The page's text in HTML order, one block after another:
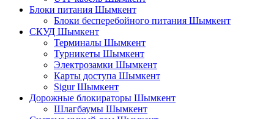
Блоки питания Шымкент
Блоки бесперебойного питания Шымкент
СКУД Шымкент
Терминалы Шымкент
Турникеты Шымкент
Электрозамки Шымкент
Карты доступа Шымкент
Sigur Шымкент
Дорожные блокираторы Шымкент
Шлагбаумы Шымкент